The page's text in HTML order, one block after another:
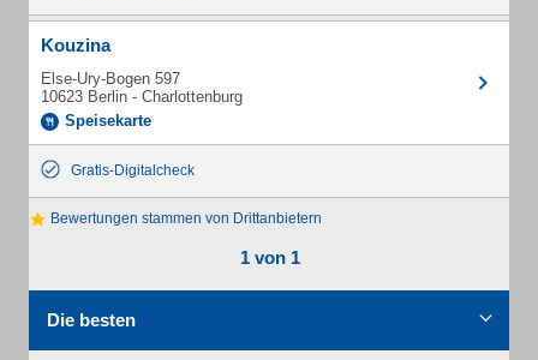
Kouzina
Else-Ury-Bogen 597
10623 Berlin - Charlottenburg
Speisekarte
Gratis-Digitalcheck
Bewertungen stammen von Drittanbietern
1 von 1
Die besten